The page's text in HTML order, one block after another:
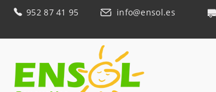
Ir
952 87 41 95 info@ensol.es